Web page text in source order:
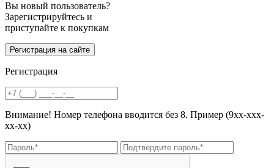
Вы новый пользователь?
Зарегистрируйтесь и
приступайте к покупкам
Регистрация
Внимание! Номер телефона вводится без 8. Пример (9хх-ххх-
хх-хх)